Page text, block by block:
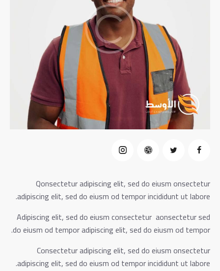
Qonsectetur adipiscing elit, sed do eiusm onsectetur
adipiscing elit, sed do eiusm od tempor incididunt ut labore.
Adipiscing elit, sed do eiusm consectetur aonsectetur sed
do eiusm od tempor adipiscing elit, sed do eiusm od tempor.
Consectetur adipiscing elit, sed do eiusm onsectetur
adipiscing elit, sed do eiusm od tempor incididunt ut labore.